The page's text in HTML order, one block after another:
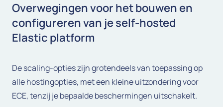
Overwegingen voor het bouwen en
configureren van je self-hosted
Elastic platform
De scaling-opties zijn grotendeels van toepassing op
alle hostingopties, met een kleine uitzondering voor
ECE, tenzij je bepaalde beschermingen uitschakelt.